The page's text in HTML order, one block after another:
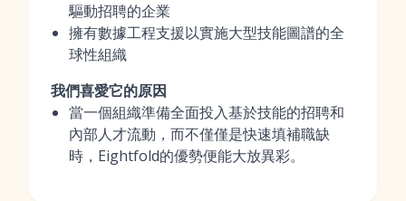
驅動招聘的企業
擁有數據工程支援以實施大型技能圖譜的全
球性組織
我們喜愛它的原因
當一個組織準備全面投入基於技能的招聘和
內部人才流動，而不僅僅是快速填補職缺
時，Eightfold的優勢便能大放異彩。